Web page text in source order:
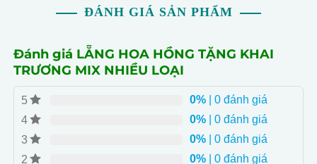
ĐÁNH GIÁ SẢN PHẨM
Đánh giá LẴNG HOA HỒNG TẶNG KHAI
TRƯƠNG MIX NHIỀU LOẠI
5 0%| 0 đánh giá
4
0%| 0 đánh giá
3
0%| 0 đánh giá
2
0%| 0 đánh giá